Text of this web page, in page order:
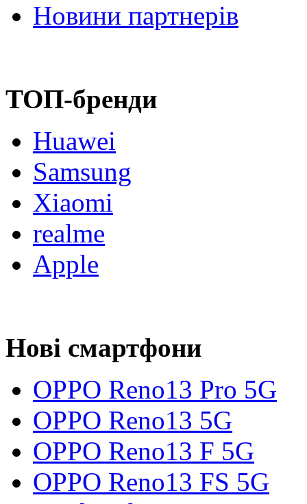
Новини партнерів
ТОП-бренди
Huawei
Samsung
Xiaomi
realme
Apple
Нові смартфони
OPPO Reno13 Pro 5G
OPPO Reno13 5G
OPPO Reno13 F 5G
OPPO Reno13 FS 5G